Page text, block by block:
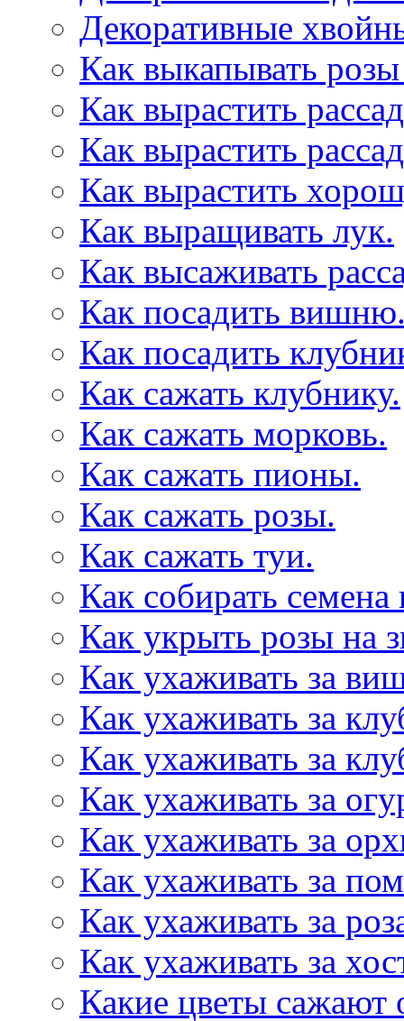
Декоративные
Как выкапывать
Как вырастить
Как вырастить
Как вырастить
Как выращивать лук.
Как высаживать
Как посадить
Как посадить
Как сажать клубнику.
Как сажать морковь.
Как сажать пионы.
Как сажать розы.
Как сажать туи.
Как собирать семена
Как укрыть розы на
Как ухаживать за
Как ухаживать за
Как ухаживать за
Как ухаживать за
Как ухаживать за
Как ухаживать за
Как ухаживать за
Как ухаживать за
Какие цветы сажают